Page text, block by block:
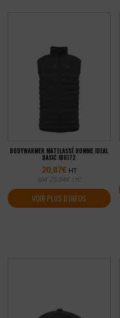
BODYWARMER MATELASSÉ HOMME IDEAL
BASIC IB6172
20,87€ HT
soit 25,04€ TTC
VOIR PLUS D'INFOS